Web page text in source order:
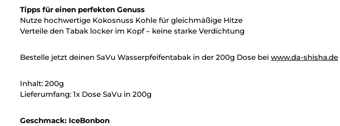
Tipps für einen perfekten Genuss
Nutze hochwertige Kokosnuss Kohle für gleichmäßige Hitze
Verteile den Tabak locker im Kopf – keine starke Verdichtung
Bestelle jetzt deinen SaVu Wasserpfeifentabak in der 200g Dose bei www.da-shisha.de
Inhalt: 200g
Lieferumfang: 1x Dose SaVu in 200g
Geschmack: IceBonbon